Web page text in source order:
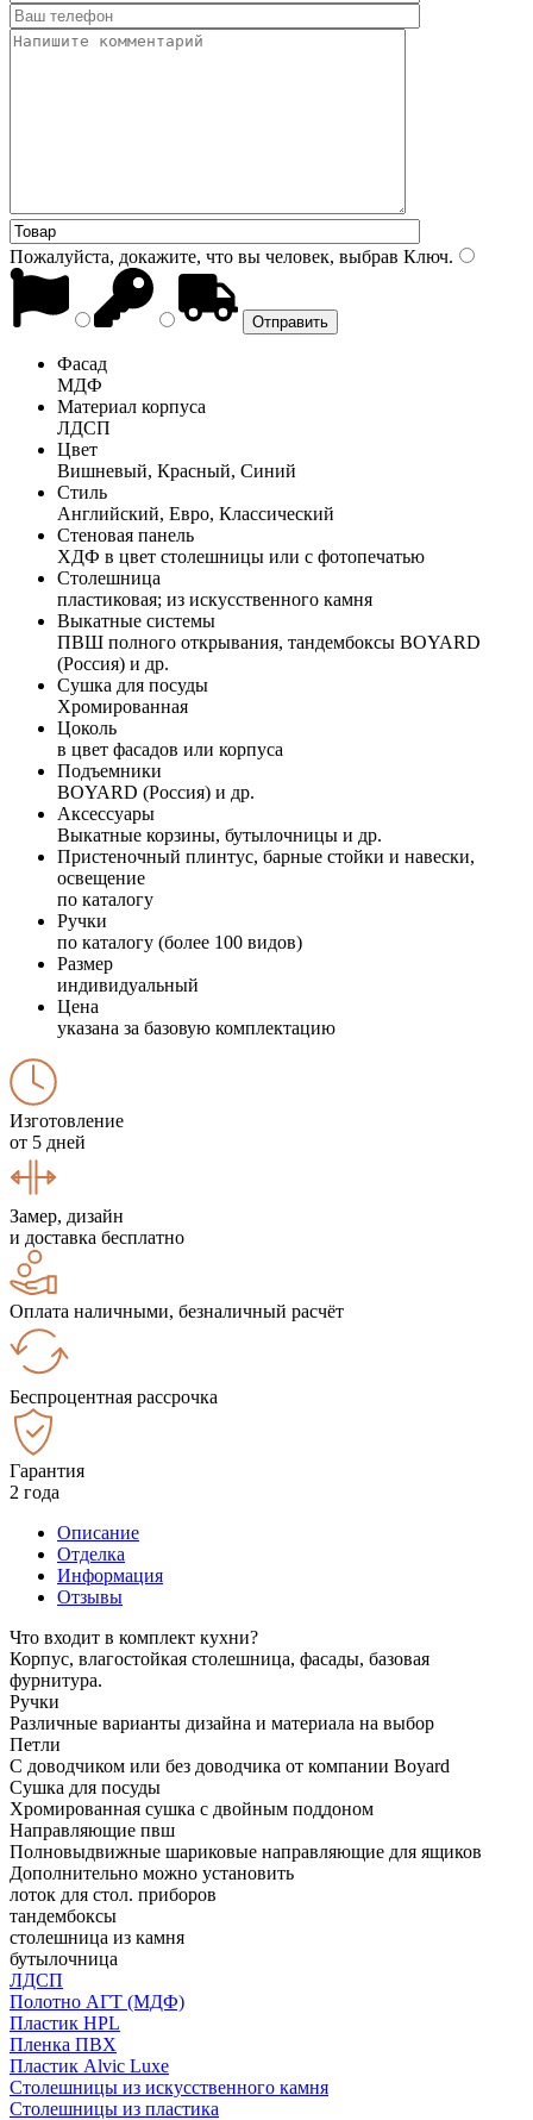
Пожалуйста, докажите, что вы человек, выбрав Ключ.
Фасад
МДФ
Материал корпуса
ЛДСП
Цвет
Вишневый, Красный, Синий
Стиль
Английский, Евро, Классический
Стеновая панель
ХДФ в цвет столешницы или с фотопечатью
Столешница
пластиковая; из искусственного камня
Выкатные системы
ПВШ полного открывания, тандембоксы BOYARD
(Россия) и др.
Сушка для посуды
Хромированная
Цоколь
в цвет фасадов или корпуса
Подъемники
BOYARD (Россия) и др.
Аксессуары
Выкатные корзины, бутылочницы и др.
Пристеночный плинтус, барные стойки и навески,
освещение
по каталогу
Ручки
по каталогу (более 100 видов)
Размер
индивидуальный
Цена
указана за базовую комплектацию
Изготовление
от 5 дней
Замер, дизайн
и доставка бесплатно
Оплата наличными, безналичный расчёт
Беспроцентная рассрочка
Гарантия
2 года
Описание
Отделка
Информация
Отзывы
Что входит в комплект кухни?
Корпус, влагостойкая столешница, фасады, базовая
фурнитура.
Ручки
Различные варианты дизайна и материала на выбор
Петли
С доводчиком или без доводчика от компании Boyard
Сушка для посуды
Хромированная сушка с двойным поддоном
Направляющие пвш
Полновыдвижные шариковые направляющие для ящиков
Дополнительно можно установить
лоток для стол. приборов
тандембоксы
столешница из камня
бутылочница
ЛДСП
Полотно АГТ (МДФ)
Пластик HPL
Пленка ПВХ
Пластик Alvic Luxe
Столешницы из искусственного камня
Столешницы из пластика